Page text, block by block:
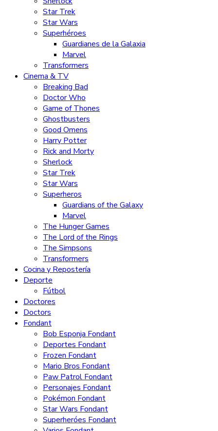
Star Trek
Star Wars
Superhéroes
Guardianes de la Galaxia
Marvel
Transformers
Cinema & TV
Breaking Bad
Doctor Who
Game of Thones
Ghostbusters
Good Omens
Harry Potter
Rick and Morty
Sherlock
Star Trek
Star Wars
Superheros
Guardians of the Galaxy
Marvel
The Hunger Games
The Lord of the Rings
The Simpsons
Transformers
Cocina y Repostería
Deporte
Fútbol
Doctores
Doctors
Fondant
Bob Esponja Fondant
Deportes Fondant
Frozen Fondant
Mario Bros Fondant
Paw Patrol Fondant
Personajes Fondant
Pokémon Fondant
Star Wars Fondant
Superheróes Fondant